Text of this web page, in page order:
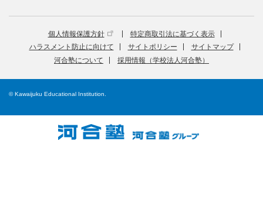
個人情報保護方針
特定商取引法に基づく表示
ハラスメント防止に向けて
サイトポリシー
サイトマップ
河合塾について
採用情報（学校法人河合塾）
© Kawaijuku Educational Institution.